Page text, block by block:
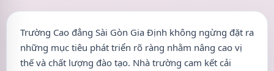
Trường Cao đẳng Sài Gòn Gia Định không ngừng đặt ra
những mục tiêu phát triển rõ ràng nhằm nâng cao vị
thế và chất lượng đào tạo. Nhà trường cam kết cải